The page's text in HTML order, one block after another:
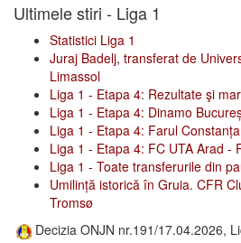
Ultimele stiri - Liga 1
Statistici Liga 1
Juraj Badelj, transferat de
Limassol
Liga 1 - Etapa 4: Rezultate şi
Liga 1 - Etapa 4: Dinamo
Liga 1 - Etapa 4: Farul
Liga 1 - Etapa 4: FC UTA Arad -
Liga 1 - Toate transferurile din
Umilință istorică în Gruia. CFR
Tromsø
Decizia ONJN nr.191/17.04.2026,